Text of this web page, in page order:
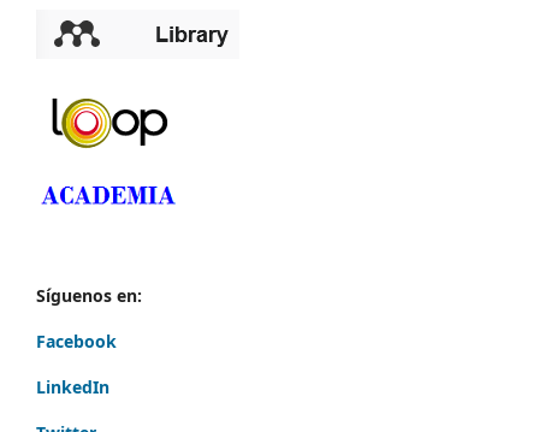
Síguenos en:
Facebook
LinkedIn